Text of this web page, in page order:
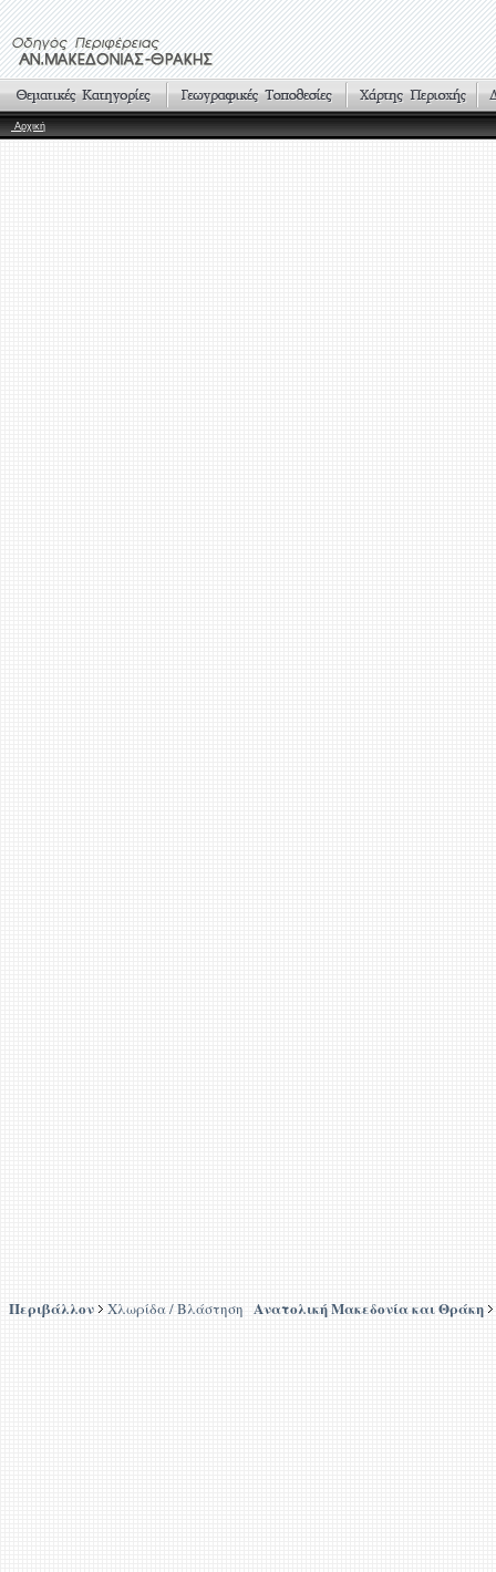
Αρχική
Περιβάλλον Χλωρίδα / Βλάστηση Ανατολική Μακεδονία και Θράκη